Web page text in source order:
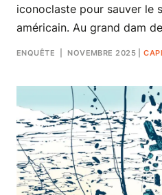
iconoclaste pour sauver le
américain. Au grand dam
ENQUÊTE | NOVEMBRE 2025 |